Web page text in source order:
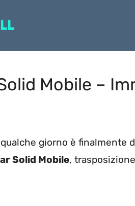
Mobile –
qualche giorno è
Solid Mobile,